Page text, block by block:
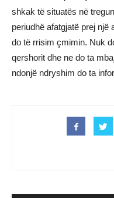
shkak të situatës në
periudhë afatgjatë prej një
do të rrisim çmimin. Nuk
qershorit dhe ne do ta
ndonjë ndryshim do ta